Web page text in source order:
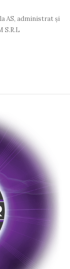
AS, administrat și
S.R.L